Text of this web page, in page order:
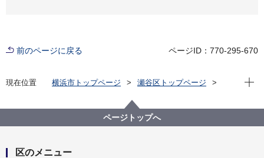
前のページに戻る ページID：770-295-670
現在位置 横浜市トップページ
瀬谷区トップページ
現在
ページトップへ
区のメニュー